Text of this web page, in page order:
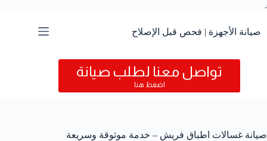
.
المحتوى
صيانة الأجهزة | فحص قبل الإصلاح
تواصل معنا لطلب صيانة
اضغط هنا
صيانة غسالات اطباق فريش – خدمة موثوقة وسريعة